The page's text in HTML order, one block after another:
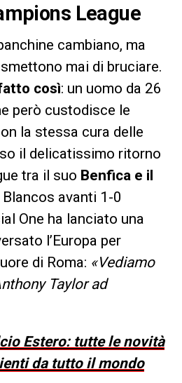
League
cambiano, ma
mai di bruciare.
così: un uomo da 26
però custodisce le
la stessa cura delle
il delicatissimo ritorno
tra il suo Benfica e il
avanti 1-0
One ha lanciato una
l’Europa per
di Roma: «Vediamo
Taylor ad
Estero: tutte le novità
da tutto il mondo